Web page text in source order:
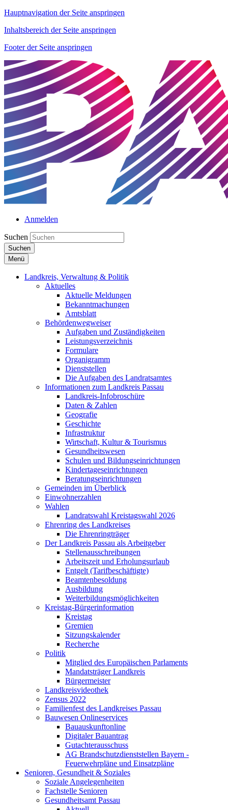
Hauptnavigation der Seite anspringen
Inhaltsbereich der Seite anspringen
Footer der Seite anspringen
Anmelden
Suchen
Suchen
Menü
Landkreis, Verwaltung & Politik
Aktuelles
Aktuelle Meldungen
Bekanntmachungen
Amtsblatt
Behördenwegweiser
Aufgaben und Zuständigkeiten
Leistungsverzeichnis
Formulare
Organigramm
Dienststellen
Die Aufgaben des Landratsamtes
Informationen zum Landkreis Passau
Landkreis-Infobroschüre
Daten & Zahlen
Geografie
Geschichte
Infrastruktur
Wirtschaft, Kultur & Tourismus
Gesundheitswesen
Schulen und Bildungseinrichtungen
Kindertageseinrichtungen
Beratungseinrichtungen
Gemeinden im Überblick
Einwohnerzahlen
Wahlen
Landratswahl Kreistagswahl 2026
Ehrenring des Landkreises
Die Ehrenringträger
Der Landkreis Passau als Arbeitgeber
Stellenausschreibungen
Arbeitszeit und Erholungsurlaub
Entgelt (Tarifbeschäftigte)
Beamtenbesoldung
Ausbildung
Weiterbildungsmöglichkeiten
Kreistag-Bürgerinformation
Kreistag
Gremien
Sitzungskalender
Recherche
Politik
Mitglied des Europäischen Parlaments
Mandatsträger Landkreis
Bürgermeister
Landkreisvideothek
Zensus 2022
Familienfest des Landkreises Passau
Bauwesen Onlineservices
Bauauskunftonline
Digitaler Bauantrag
Gutachterausschuss
AG Brandschutzdienststellen Bayern -
Feuerwehrpläne und Einsatzpläne
Senioren, Gesundheit & Soziales
Soziale Angelegenheiten
Fachstelle Senioren
Gesundheitsamt Passau